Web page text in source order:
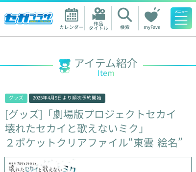
カレンダー 作品
タイトル 検索 myFave
人気ワード
アイテム紹介
Item
グッズ 2025年4月9日 より順次予約開始
[グッズ]「劇場版プロジェクトセカイ
壊れたセカイと歌えないミク」
２ポケットクリアファイル“東雲 絵名”